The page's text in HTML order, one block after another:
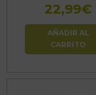
22,99€
AÑADIR AL
CARRITO